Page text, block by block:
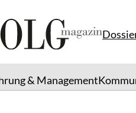
& Management